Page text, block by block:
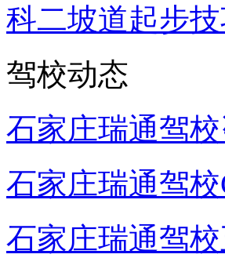
科二坡道起步
驾校动态
石家庄瑞通驾
石家庄瑞通驾
石家庄瑞通驾